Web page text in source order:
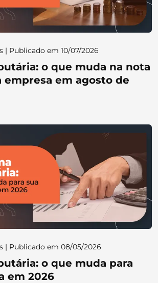
| Publicado em 10/07/2026
o que muda na nota
empresa em agosto de
| Publicado em 08/05/2026
o que muda para
em 2026